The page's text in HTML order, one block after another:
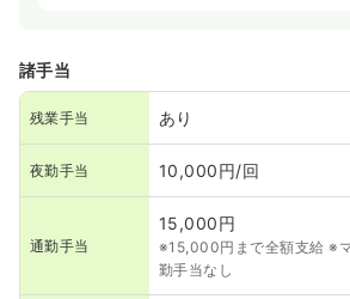
諸手当
残業手当 あり
夜勤手当 10,000円/回
通勤手当
15,000円
※15,000円まで全額支給 ※
勤手当なし